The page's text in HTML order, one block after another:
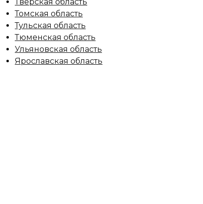
Томская область
Тульская область
Тюменская область
Ульяновская область
Ярославская область